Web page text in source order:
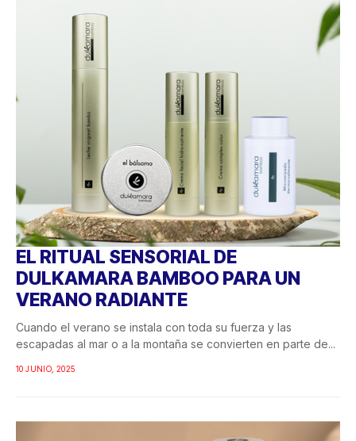
EL RITUAL SENSORIAL DE
DULKAMARA BAMBOO PARA UN
VERANO RADIANTE
Cuando el verano se instala con toda su fuerza y las
escapadas al mar o a la montaña se convierten en parte de...
10 JUNIO, 2025